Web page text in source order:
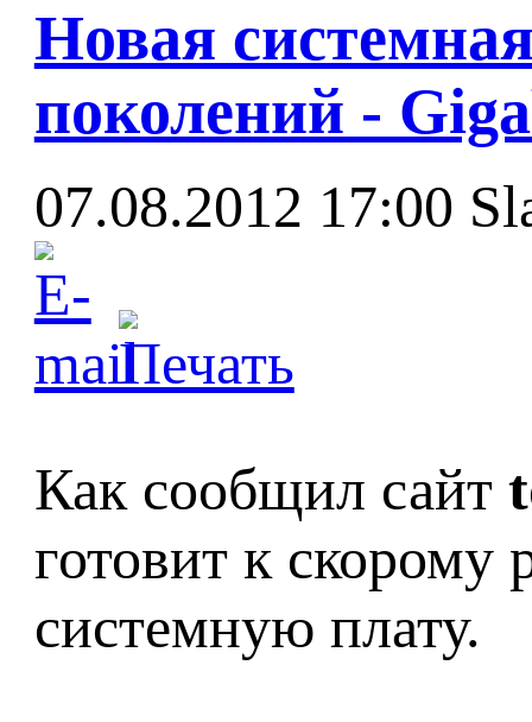
Новая
поколений -
07.08.2012 17:00
Как сообщил сайт
готовит к
системную плату.